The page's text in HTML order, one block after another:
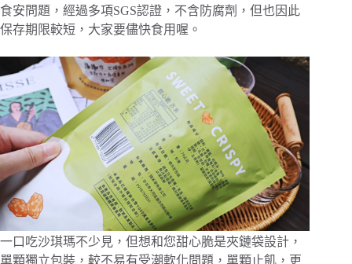
食安問題，經過多項SGS認證，不含防腐劑，但也因此
保存期限較短，大家要儘快食用喔。
一口吃沙琪瑪不少見，但想和您甜心脆是夾鏈袋設計，
單顆獨立包裝，較不易有受潮軟化問題，單顆止飢，更